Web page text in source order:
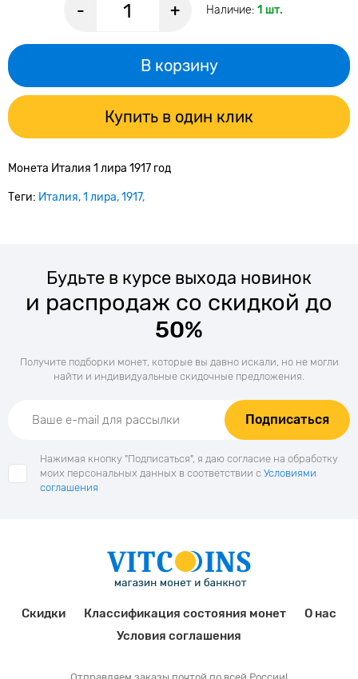
- + Наличие: 1 шт.
В корзину
Купить в один клик
Монета Италия 1 лира 1917 год
Теги: Италия 1 лира 1917
Будьте в курсе выхода новинок
и распродаж со скидкой до
50%
Получите подборки монет, которые вы давно искали, но не могли
найти и индивидуальные скидочные предложения.
Подписаться
Нажимая кнопку "Подписаться", я даю согласие на обработку
моих персональных данных в соответствии с Условиями
соглашения
Скидки Классификация состояния монет
О нас
Условия соглашения